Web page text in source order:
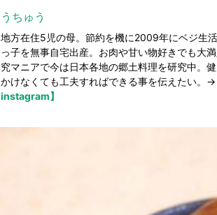
うちゅう
地方在住5児の母。節約を機に2009年にベジ生
っ子を無事自宅出産。お肉や甘い物好きでも大
究マニアで今は日本各地の郷土料理を研究中。
かけなくても工夫すればできる事を伝えたい。→
instagram】